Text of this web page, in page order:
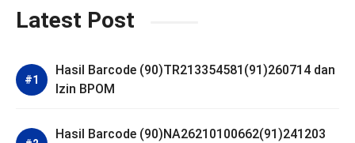
Latest Post
Hasil Barcode (90)TR213354581(91)260714 dan
Izin BPOM
Hasil Barcode (90)NA26210100662(91)241203